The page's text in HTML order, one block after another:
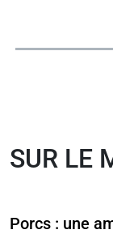
SUR LE
Porcs : une